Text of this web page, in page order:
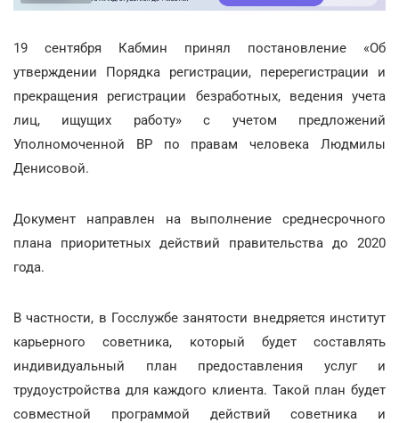
19 сентября Кабмин принял постановление «Об
утверждении Порядка регистрации, перерегистрации и
прекращения регистрации безработных, ведения учета
лиц, ищущих работу» с учетом предложений
Уполномоченной ВР по правам человека Людмилы
Денисовой.
Документ направлен на выполнение среднесрочного
плана приоритетных действий правительства до 2020
года.
В частности, в Госслужбе занятости внедряется институт
карьерного советника, который будет составлять
индивидуальный план предоставления услуг и
трудоустройства для каждого клиента. Такой план будет
совместной программой действий советника и